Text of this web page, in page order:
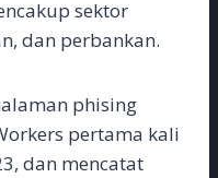
sektor
dan perbankan.
phising
pertama kali
dan mencatat